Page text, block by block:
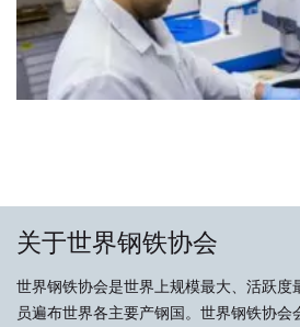
关于世界钢铁协会
世界钢铁协会是世界上规模最大、活跃度
员遍布世界各主要产钢国。世界钢铁协会